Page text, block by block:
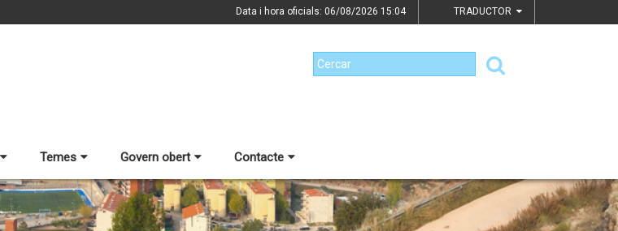
Data i hora oficials: 06/08/2026 15:04 TRADUCTOR
Temes Govern obert Contacte